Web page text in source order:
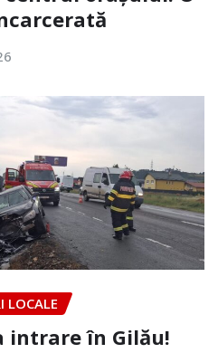
LOCALE
intrare în Gilău!